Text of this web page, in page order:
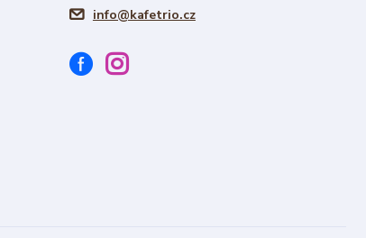
info@kafetrio.cz